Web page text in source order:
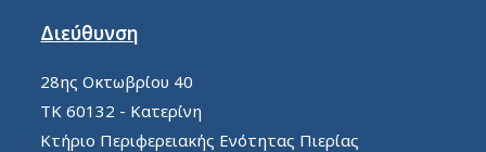
Διεύθυνση
28ης Οκτωβρίου 40
ΤΚ 60132 - Κατερίνη
Κτήριο Περιφερειακής Ενότητας Πιερίας